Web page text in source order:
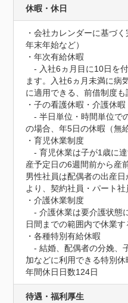
休暇・休日
・会社カレンダーに基づ
年末年始など）
・年次有給休暇
- 入社6ヵ月目に10日を
ます。入社6ヵ月未満に病
に適用できる、前借制度も
・子の看護休暇・介護休暇
- 半日単位・時間単位で
の場合、年5日の休暇（無
・育児休業制度
- 育児休業は子が1歳に
産予定日の6週間前から産
男性社員は配偶者の出産
より、契約社員・パート社
・介護休業制度
- 介護休業は要介護状態
日間までの範囲内で休業す
・各種特別有給休暇
- 結婚、配偶者の分娩、
加などに利用できる特別休
年間休日日数124日
待遇・福利厚生